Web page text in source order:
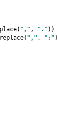
"," , "." ))
"," , ":"